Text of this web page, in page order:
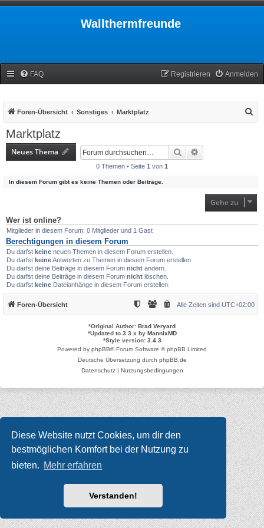
Diese Website nutzt Cookies, um dir den
bestmöglichen Komfort bei der Nutzung zu
bieten. Mehr erfahren
Verstanden!
Wallthermfreunde
FAQ Anmelden
Registrieren
Foren-Übersicht Sonstiges Marktplatz
Marktplatz
Neues Thema Suche
0 Themen • Seite 1 von 1
In diesem Forum gibt es keine Themen oder Beiträge.
Gehe zu
Wer ist online?
Mitglieder in diesem Forum: 0 Mitglieder und 1 Gast
Berechtigungen in diesem Forum
Du darfst keine neuen Themen in diesem Forum erstellen.
Du darfst keineAntworten zu Themen in diesem Forum erstellen.
Du darfst deine Beiträge in diesem Forum nicht ändern.
Du darfst deine Beiträge in diesem Forum nicht löschen.
Du darfst keine Dateianhänge in diesem Forum erstellen.
Foren-Übersicht Alle Zeiten sind UTC+02:00
*Original Author: Brad Veryard
*Updated to 3.3.x by MannixMD
*Style version: 3.4.3
Powered by phpBB® Forum Software © phpBB Limited
Deutsche Übersetzung durch phpBB.de
Datenschutz| Nutzungsbedingungen